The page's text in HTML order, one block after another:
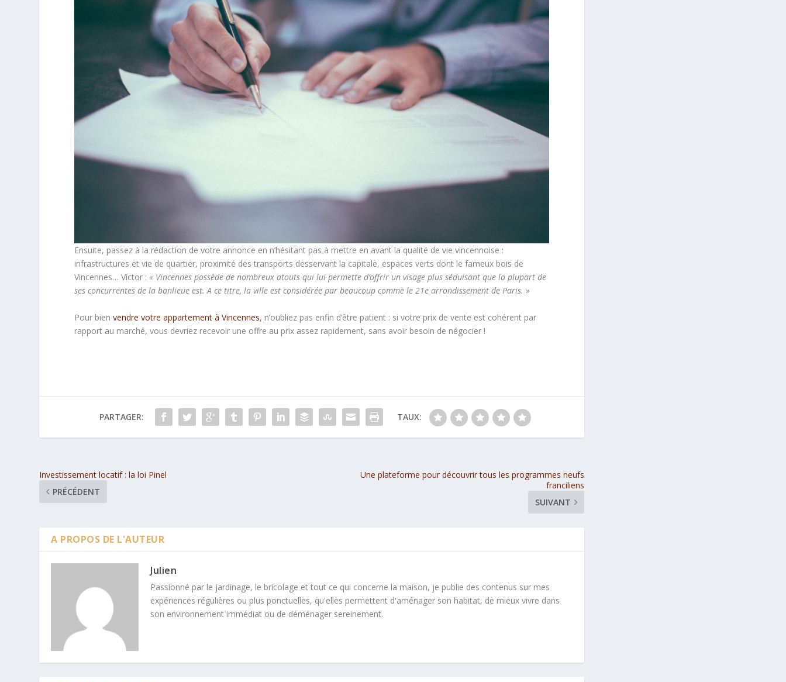
Ensuite, passez à la rédaction de votre annonce en n’hésitant pas à mettre en avant la qualité de vie vincennoise :
infrastructures et vie de quartier, proximité des transports desservant la capitale, espaces verts dont le fameux bois de
Vincennes… Victor :« Vincennes possède de nombreux atouts qui lui permette d’offrir un visage plus séduisant que la plupart de
ses concurrentes de la banlieue est. A ce titre, la ville est considérée par beaucoup comme le 21e arrondissement de Paris. »
Pour bienvendre votre appartement à Vincennes, n’oubliez pas enfin d’être patient : si votre prix de vente est cohérent par
rapport au marché, vous devriez recevoir une offre au prix assez rapidement, sans avoir besoin de négocier !
PARTAGER: TAUX:
Investissement locatif : la loi Pinel
PRÉCÉDENT
Une plateforme pour découvrir tous les programmes neufs
franciliens
SUIVANT
A PROPOS DE L'AUTEUR
Julien
Passionné par le jardinage, le bricolage et tout ce qui concerne la maison, je publie des contenus sur mes
expériences régulières ou plus ponctuelles, qu'elles permettent d'aménager son habitat, de mieux vivre dans
son environnement immédiat ou de déménager sereinement.